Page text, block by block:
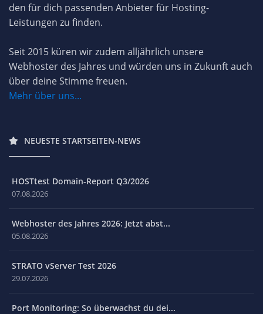
den für dich passenden Anbieter für Hosting-
Leistungen zu finden.
Seit 2015 küren wir zudem alljährlich unsere
Webhoster des Jahres und würden uns in Zukunft auch
über deine Stimme freuen.
Mehr über uns...
NEUESTE STARTSEITEN-NEWS
HOSTtest Domain-Report Q3/2026
07.08.2026
Webhoster des Jahres 2026: Jetzt abst...
05.08.2026
STRATO vServer Test 2026
29.07.2026
Port Monitoring: So überwachst du dei...